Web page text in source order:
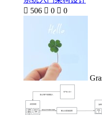
 506  0  0